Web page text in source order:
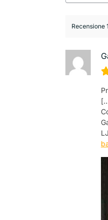
Recensione